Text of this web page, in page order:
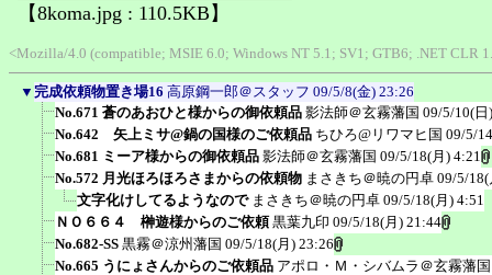
【8koma.jpg : 110.5KB】
<Mozilla/4.0 (compatible; MSIE 6.0; Windows NT 5.1; SV1; GTB6; .NET
▼ 完成依頼物置き場16 高原鋼一郎＠スタッフ 09/5/8(金) 23:26
No.671 蒼のあおひと様からの御依頼品 影法師＠玄霧藩国 09/5/10(日
No.642 矢上ミサ@鍋の国様のご依頼品 ちひろ@リワマヒ国 09/5/
No.681 ミーア様からの御依頼品 影法師＠玄霧藩国 09/5/18(月) 4:21
No.572 月光ほろほろさまからの依頼物 まさきち＠暁の円卓 09/5/18(
文字化けしてるようなので まさきち＠暁の円卓 09/5/18(月) 4:51
ＮＯ６６４ 榊遊様からのご依頼 黒葉九印 09/5/18(月) 21:44
No.682-SS 黒霧＠涼州藩国 09/5/18(月) 23:26
No.665 うにょさんからのご依頼品 アポロ・Ｍ・シバムラ＠玄霧藩国